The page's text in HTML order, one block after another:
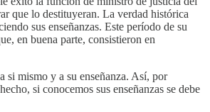
que lo destituyeran. La verdad histórica
sus enseñanzas. Este período de su
en buena parte, consistieron en
si mismo y a su enseñanza. Así, por
si conocemos sus enseñanzas se debe